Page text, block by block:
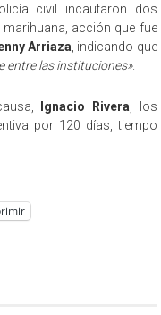
civil incautaron dos
acción que fue
Arriaza , indicando que
entre las instituciones».
Ignacio Rivera , los
por 120 días, tiempo